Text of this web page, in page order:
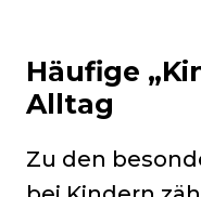
Häufige
Alltag
Zu den